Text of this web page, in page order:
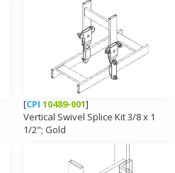
[CPI 10489-001]
Vertical Swivel Splice Kit 3/8 x 1
1/2"; Gold